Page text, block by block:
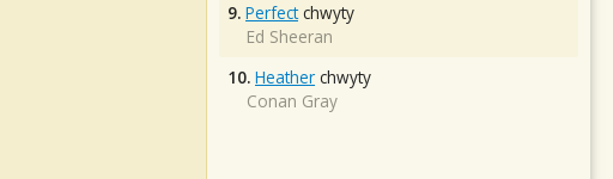
9. Perfectchwyty
Ed Sheeran
10. Heather chwyty
Conan Gray